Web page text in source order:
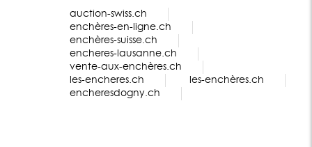
auction-swiss.ch
enchères-en-ligne.ch
enchères-suisse.ch
encheres-lausanne.ch
vente-aux-enchères.ch
les-encheres.ch
les-enchères.ch
encheresdogny.ch